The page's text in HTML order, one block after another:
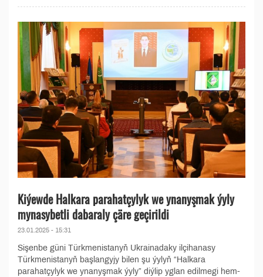
Kiýewde Halkara parahatçylyk we ynanyşmak ýyly
mynasybetli dabaraly çäre geçirildi
23.01.2025 - 15:31
Sişenbe güni Türkmenistanyň Ukrainadaky ilçihanasy
Türkmenistanyň başlangyjy bilen şu ýylyň “Halkara
parahatçylyk we ynanyşmak ýyly” diýlip yglan edilmegi hem-